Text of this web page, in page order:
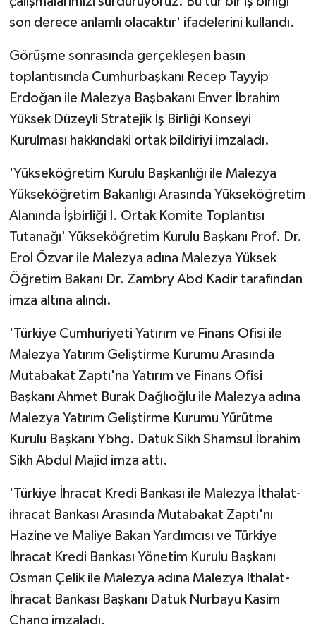
son derece anlamlı olacaktır' ifadelerini kullandı.
Görüşme sonrasında gerçekleşen basın
toplantısında Cumhurbaşkanı Recep Tayyip
Erdoğan ile Malezya Başbakanı Enver İbrahim
Yüksek Düzeyli Stratejik İş Birliği Konseyi
Kurulması hakkındaki ortak bildiriyi imzaladı.
'Yükseköğretim Kurulu Başkanlığı ile Malezya
Yükseköğretim Bakanlığı Arasında Yükseköğretim
Alanında İşbirliği I. Ortak Komite Toplantısı
Tutanağı' Yükseköğretim Kurulu Başkanı Prof. Dr.
Erol Özvar ile Malezya adına Malezya Yüksek
Öğretim Bakanı Dr. Zambry Abd Kadir tarafından
imza altına alındı.
'Türkiye Cumhuriyeti Yatırım ve Finans Ofisi ile
Malezya Yatırım Geliştirme Kurumu Arasında
Mutabakat Zaptı'na Yatırım ve Finans Ofisi
Başkanı Ahmet Burak Dağlıoğlu ile Malezya adına
Malezya Yatırım Geliştirme Kurumu Yürütme
Kurulu Başkanı Ybhg. Datuk Sikh Shamsul İbrahim
Sikh Abdul Majid imza attı.
'Türkiye İhracat Kredi Bankası ile Malezya İthalat-
ihracat Bankası Arasında Mutabakat Zaptı'nı
Hazine ve Maliye Bakan Yardımcısı ve Türkiye
İhracat Kredi Bankası Yönetim Kurulu Başkanı
Osman Çelik ile Malezya adına Malezya İthalat-
İhracat Bankası Başkanı Datuk Nurbayu Kasim
Chang imzaladı.